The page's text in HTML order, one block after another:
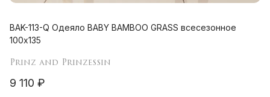
BAK-113-Q Одеяло BABY BAMBOO GRASS всесезонное
100х135
Prinz and Prinzessin
9 110 ₽